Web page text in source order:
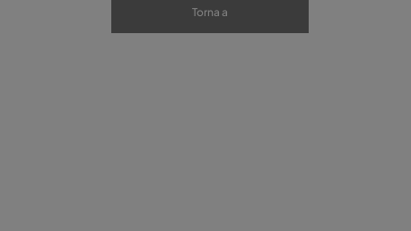
Torna a